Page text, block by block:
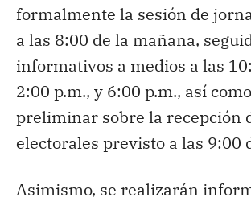
formalmente la sesión de
a las 8:00 de la mañana,
informativos a medios a las
2:00 p.m., y 6:00 p.m., así
preliminar sobre la recepción
electorales previsto a las 9:00
Asimismo, se realizarán